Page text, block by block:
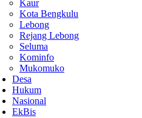
Kaur
Kota Bengkulu
Lebong
Rejang Lebong
Seluma
Kominfo
Mukomuko
Desa
Hukum
Nasional
EkBis